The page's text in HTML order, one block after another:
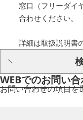
窓口（フリーダイ
合わせください。
詳細は取扱説明書
WEBでのお問い
お問い合わせの項目を